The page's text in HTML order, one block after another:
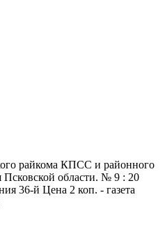
райкома КПСС и районного
Псковской области. № 9 : 20
36-й Цена 2 коп. - газета